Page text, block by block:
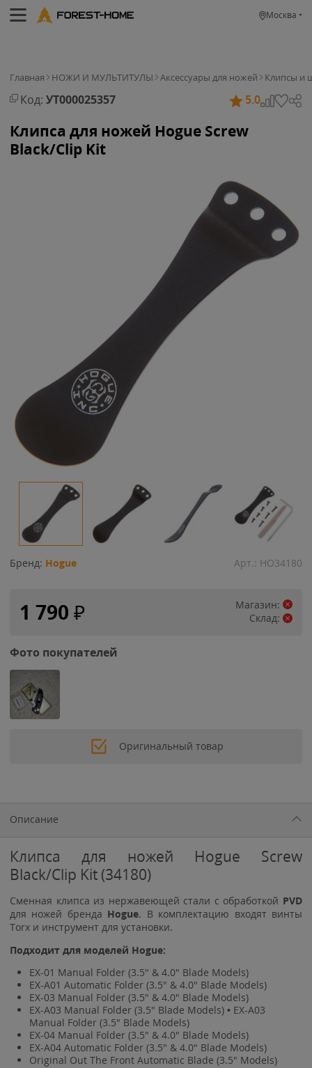
Москва
Главная НОЖИ И МУЛЬТИТУЛЫ Аксессуары для ножей Клипсы и
Код: УТ000025357 5.0
Клипса для ножей Hogue Screw
Black/Clip Kit
Бренд: Hogue Арт.: HO34180
1 790 ₽
Магазин:
Склад:
Фото покупателей
Оригинальный товар
Описание
Клипса для ножей Hogue Screw
Black/Clip Kit (34180)
Сменная клипса из нержавеющей стали с обработкой PVD
для ножей бренда Hogue. В комплектацию входят винты
Torx и инструмент для установки.
Подходит для моделей Hogue:
EX-01 Manual Folder (3.5" & 4.0" Blade Models)
EX-A01 Automatic Folder (3.5" & 4.0" Blade Models)
EX-03 Manual Folder (3.5" & 4.0" Blade Models)
EX-A03 Manual Folder (3.5" Blade Models) • EX-A03
Manual Folder (3.5" Blade Models)
EX-04 Manual Folder (3.5" & 4.0" Blade Models)
EX-A04 Automatic Folder (3.5" & 4.0" Blade Models)
Original Out The Front Automatic Blade (3.5" Models)